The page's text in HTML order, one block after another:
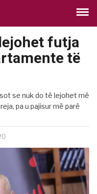
futja
të
se nuk do të lejohet më
pa u pajisur më parë